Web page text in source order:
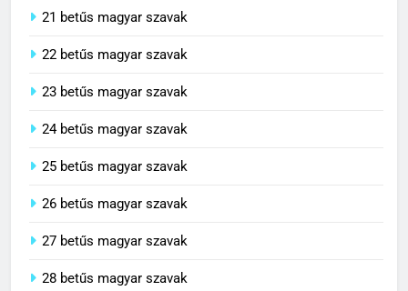
21 betűs magyar szavak
22 betűs magyar szavak
23 betűs magyar szavak
24 betűs magyar szavak
25 betűs magyar szavak
26 betűs magyar szavak
27 betűs magyar szavak
28 betűs magyar szavak